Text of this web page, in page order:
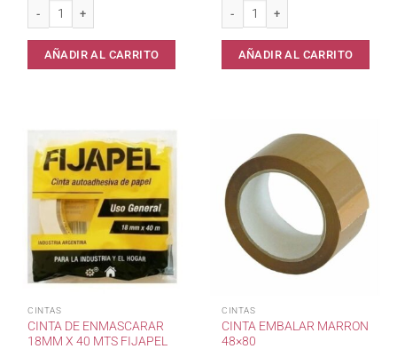
AÑADIR AL CARRITO AÑADIR AL CARRITO
CINTAS
CINTA DE ENMASCARAR
18MM X 40 MTS FIJAPEL
CINTAS
CINTA EMBALAR MARRON
48×80